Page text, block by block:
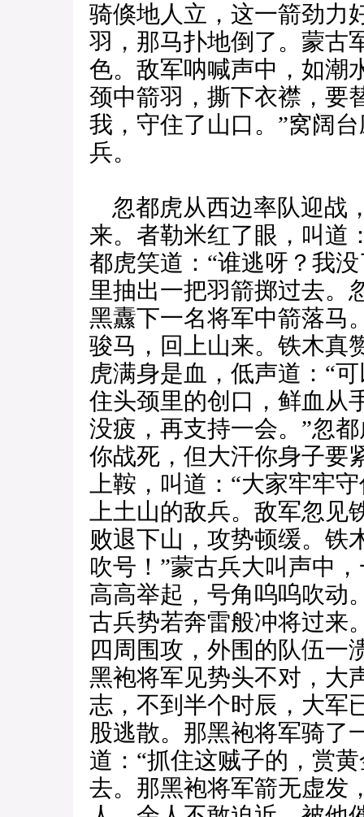
骑倏地人立，这一箭劲力
羽，那马扑地倒了。蒙古
色。敌军呐喊声中，如潮
颈中箭羽，撕下衣襟，要
我，守住了山口。”窝阔
兵。
忽都虎从西边率队迎战
来。者勒米红了眼，叫道
都虎笑道：“谁逃呀？我
里抽出一把羽箭掷过去。
黑纛下一名将军中箭落马
骏马，回上山来。铁木真
虎满身是血，低声道：“
住头颈里的创口，鲜血从
没疲，再支持一会。”忽
你战死，但大汗你身子要
上鞍，叫道：“大家牢牢
上土山的敌兵。敌军忽
败退下山，攻势顿缓。铁
吹号！”蒙古兵大叫声中
高高举起，号角呜呜吹动
古兵势若奔雷般冲将过来
四周围攻，外围的队伍一
黑袍将军见势头不对，大
志，不到半个时辰，大军
股逃散。那黑袍将军骑了
道：“抓住这贼子的，赏
去。那黑袍将军箭无虚发